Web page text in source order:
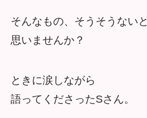
そんなもの、そうそうないと
思いませんか？
ときに涙しながら
語ってくださったSさん。